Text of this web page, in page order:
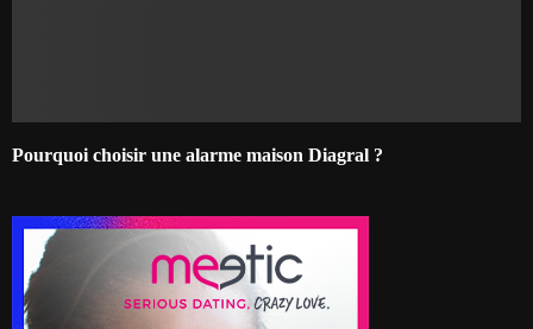
Pourquoi choisir une alarme maison Diagral ?